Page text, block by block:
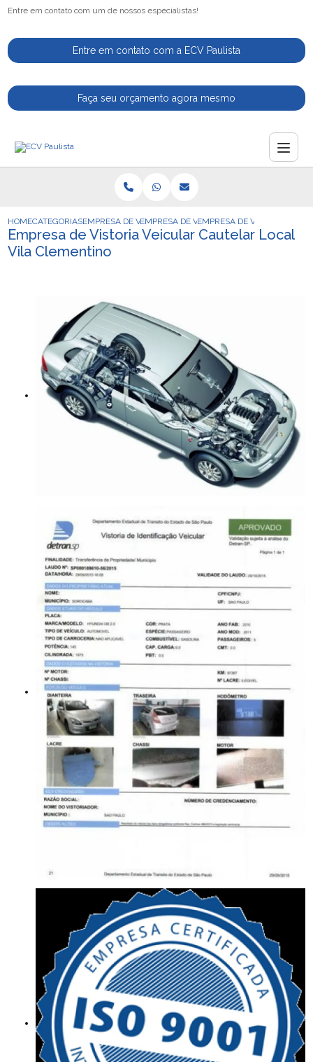
Entre em contato com um de nossos especialistas!
Entre em contato com a ECV Paulista
Faça seu orçamento agora mesmo
HOMECATEGORIASEMPRESA DE VISTORIA VEICULAR
EMPRESA DE VISTORIA VEICULAR PARA
EMPRESA DE VISTORIA
Empresa de Vistoria Veicular Cautelar Local
Vila Clementino